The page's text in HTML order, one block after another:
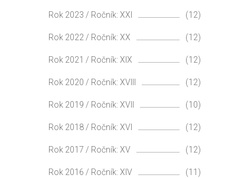
Rok 2023 / Ročník: XXI (12)
Rok 2022 / Ročník: XX (12)
Rok 2021 / Ročník: XIX (12)
Rok 2020 / Ročník: XVIII (12)
Rok 2019 / Ročník: XVII (10)
Rok 2018 / Ročník: XVI (12)
Rok 2017 / Ročník: XV (12)
Rok 2016 / Ročník: XIV (11)